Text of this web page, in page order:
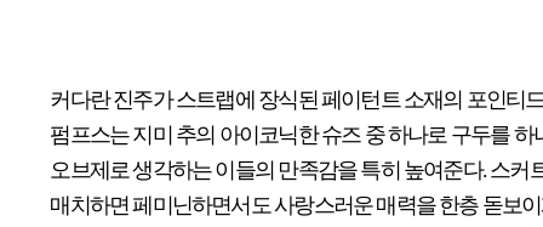
커다란 진주가 스트랩에 장식된 페이턴트 소재의 포인티
펌프스는 지미 추의 아이코닉한 슈즈 중 하나로 구두를 하
오브제로 생각하는 이들의 만족감을 특히 높여준다. 스커
매치하면 페미닌하면서도 사랑스러운 매력을 한층 돋보